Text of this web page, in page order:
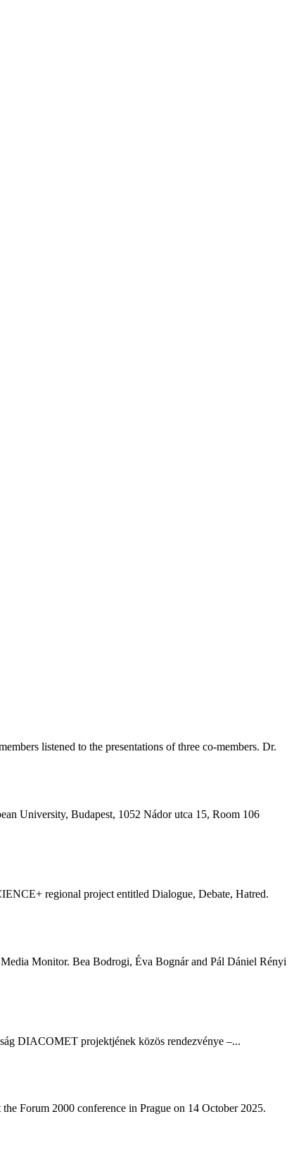
listened to the presentations of three co-members. Dr.
University, Budapest, 1052 Nádor utca 15, Room 106
regional project entitled Dialogue, Debate, Hatred.
Monitor. Bea Bodrogi, Éva Bognár and Pál Dániel Rényi
DIACOMET projektjének közös rendezvénye –...
Forum 2000 conference in Prague on 14 October 2025.